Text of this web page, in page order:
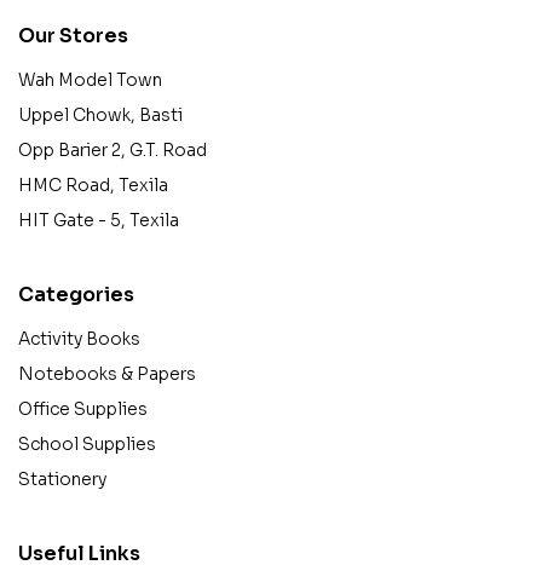
Our Stores
Wah Model Town
Uppel Chowk, Basti
Opp Barier 2, G.T. Road
HMC Road, Texila
HIT Gate - 5, Texila
Categories
Activity Books
Notebooks & Papers
Office Supplies
School Supplies
Stationery
Useful Links